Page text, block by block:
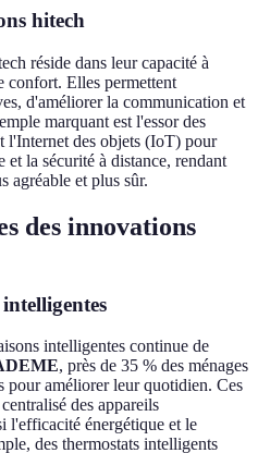
hitech
réside dans leur capacité à
confort. Elles permettent
d'améliorer la communication et
marquant est l'essor des
l'Internet des objets (IoT) pour
la sécurité à distance, rendant
agréable et plus sûr.
des innovations
intelligentes continue de
, près de 35 % des ménages
pour améliorer leur quotidien. Ces
des appareils
l'efficacité énergétique et le
des thermostats intelligents